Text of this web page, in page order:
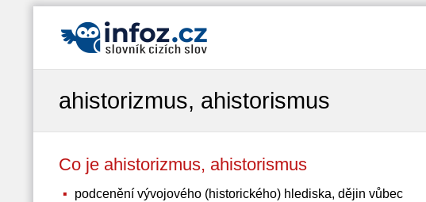
ahistorizmus, ahistorismus
Co je ahistorizmus, ahistorismus
podcenění vývojového (historického) hlediska, dějin vůbec